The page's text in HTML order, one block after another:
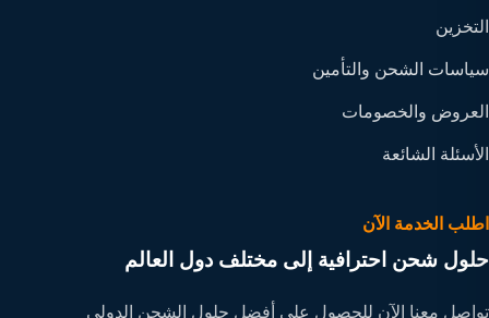
التخزين
سياسات الشحن والتأمين
العروض والخصومات
الأسئلة الشائعة
اطلب الخدمة الآن
حلول شحن احترافية إلى مختلف دول العالم
تواصل معنا الآن للحصول على أفضل حلول الشحن الدولي